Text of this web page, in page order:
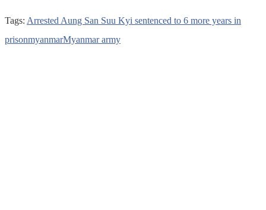
Tags: Arrested Aung San Suu Kyi sentenced to 6 more years in
prisonmyanmarMyanmar army